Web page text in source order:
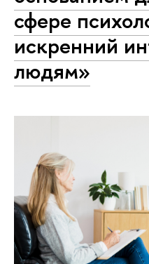
сфере
искренний
людям»